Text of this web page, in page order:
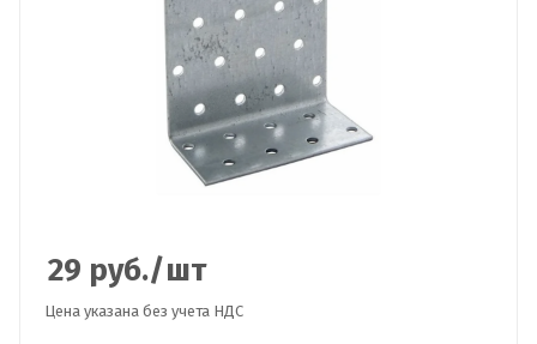
29 руб./шт
Цена указана без учета НДС